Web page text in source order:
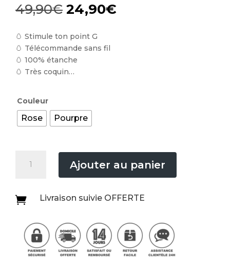
basé sur
notations
49,90€ Le
prix
initial
était :
49,90€.
24,90€
🥚 Stimule ton point G
🥚 Télécommande sans fil
🥚 100% étanche
🥚 Très coquin…
Couleur
Rose Pourpre
Ajouter au panier
 Livraison suivie OFFERTE